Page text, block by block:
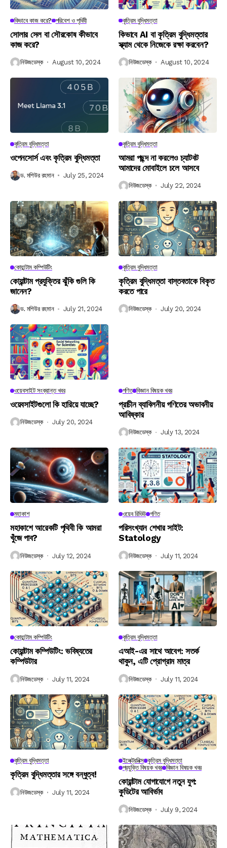
কিভাবে কাজ করে? পরিবেশ ও পৃথিবী
সোলার সেল বা সৌরকোষ কীভাবে
কাজ করে?
নিউজডেস্ক August 10, 2024
কৃত্রিম বুদ্ধিমত্তা
কিভাবে AI বা কৃত্রিম বুদ্ধিমত্তার
স্ক্যাম থেকে নিজেকে রক্ষা করবেন?
নিউজডেস্ক August 10, 2024
কৃত্রিম বুদ্ধিমত্তা
ওপেনসোর্স এবং কৃত্রিম বুদ্ধিমত্তা
ড. মশিউর রহমান July 25, 2024
কৃত্রিম বুদ্ধিমত্তা
আমরা পছন্দ না করলেও চ্যাটবট
আমাদের মোবাইলে চলে আসবে
নিউজডেস্ক July 22, 2024
কোয়ান্টাম কম্পিউটিং
কোয়ান্টাম প্রযুক্তির ঝুঁকি গুলি কি
জানেন?
ড. মশিউর রহমান July 21, 2024
কৃত্রিম বুদ্ধিমত্তা
কৃত্রিম বুদ্ধিমত্তা বাস্তবতাকে বিকৃত
করতে পারে
নিউজডেস্ক July 20, 2024
ওয়েবসাইট সংক্রান্ত খবর
ওয়েবসাইটগুলো কি হারিয়ে যাচ্ছে?
নিউজডেস্ক July 20, 2024
গণিত বিজ্ঞান বিষয়ক খবর
প্রাচীন ব্যাবিলনীয় গণিতের অভাবনীয়
আবিষ্কার
নিউজডেস্ক July 13, 2024
মহাকাশ
মহাকাশে আরেকটি পৃথিবী কি আমরা
খুঁজে পাব?
নিউজডেস্ক July 12, 2024
ওয়েব রিভিউ গণিত
পরিসংখ্যান শেখার সাইট:
Statology
নিউজডেস্ক July 11, 2024
কোয়ান্টাম কম্পিউটিং
কোয়ান্টাম কম্পিউটিং: ভবিষ্যতের
কম্পিউটার
নিউজডেস্ক July 11, 2024
কৃত্রিম বুদ্ধিমত্তা
এআই-এর সাথে আবেগ: সতর্ক
থাকুন, এটি প্রোগ্রাম মাত্র
নিউজডেস্ক July 11, 2024
কৃত্রিম বুদ্ধিমত্তা
কৃত্রিম বুদ্ধিমত্তার সঙ্গে বন্ধুত্ব!
নিউজডেস্ক July 11, 2024
ইলেক্ট্রনিক্স কৃত্রিম বুদ্ধিমত্তা
প্রযুক্তি বিষয়ক খবর বিজ্ঞান বিষয়ক খবর
কোয়ান্টাম যোগাযোগে নতুন যুগ:
কুডিটের আবির্ভাব
নিউজডেস্ক July 9, 2024